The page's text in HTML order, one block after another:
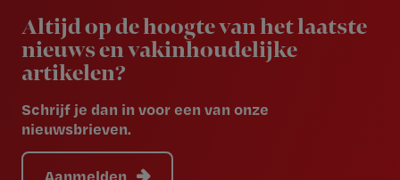
Altijd op de hoogte van het laatste
nieuws en vakinhoudelijke
artikelen?
Schrijf je dan in voor een van onze
nieuwsbrieven.
Aanmelden